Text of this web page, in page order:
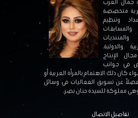
متخصصة
وتنظيم
والدولية،
الإنتاج
في جوانب
كان ذلك الاهتمام بالمرأة العربية أو
عن تسويق الفعاليات في وسائل
وهي مملوكة للسيدة حنان نصر.
تفاصيل الاتصال